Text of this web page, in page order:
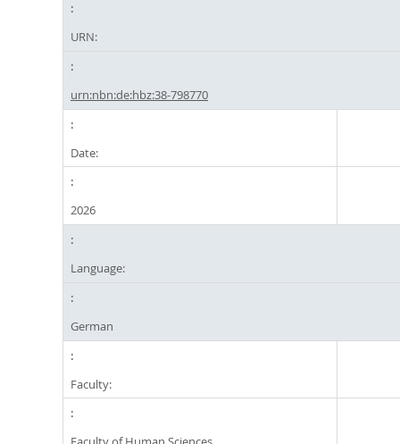
URN:
urn:nbn:de:hbz:38-798770
Date:
2026
Language:
German
Faculty: